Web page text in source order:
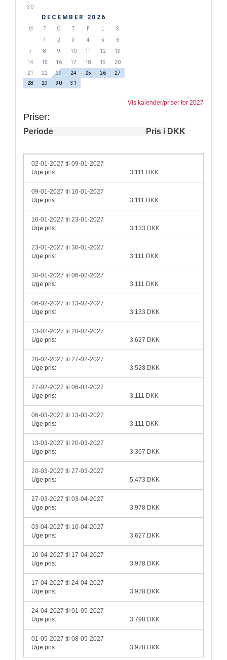
30
DECEMBER 2026
M T O T F
S
1
2 3 4 5
6
7
8 9 10 11 12
13
14
15 16 17 18 19
20
21
22 23 24 25 26
27
28
29 30 31
Vis kalender/priser for 2027
Priser:
Periode Pris i DKK
02-01-2027 til 09-01-2027
Uge pris:
3.111 DKK
09-01-2027 til 16-01-2027
Uge pris:
3.111 DKK
16-01-2027 til 23-01-2027
Uge pris:
3.133 DKK
23-01-2027 til 30-01-2027
Uge pris:
3.111 DKK
30-01-2027 til 06-02-2027
Uge pris:
3.111 DKK
06-02-2027 til 13-02-2027
Uge pris:
3.133 DKK
13-02-2027 til 20-02-2027
Uge pris:
3.627 DKK
20-02-2027 til 27-02-2027
Uge pris:
3.528 DKK
27-02-2027 til 06-03-2027
Uge pris:
3.111 DKK
06-03-2027 til 13-03-2027
Uge pris:
3.111 DKK
13-03-2027 til 20-03-2027
Uge pris:
3.367 DKK
20-03-2027 til 27-03-2027
Uge pris:
5.473 DKK
27-03-2027 til 03-04-2027
Uge pris:
3.978 DKK
03-04-2027 til 10-04-2027
Uge pris:
3.627 DKK
10-04-2027 til 17-04-2027
Uge pris:
3.978 DKK
17-04-2027 til 24-04-2027
Uge pris:
3.978 DKK
24-04-2027 til 01-05-2027
Uge pris:
3.798 DKK
01-05-2027 til 08-05-2027
Uge pris:
3.978 DKK